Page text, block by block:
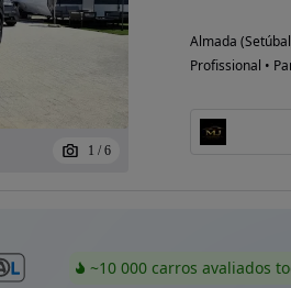
1 / 6
Almada
Profissional •
~10 000 carros avaliados